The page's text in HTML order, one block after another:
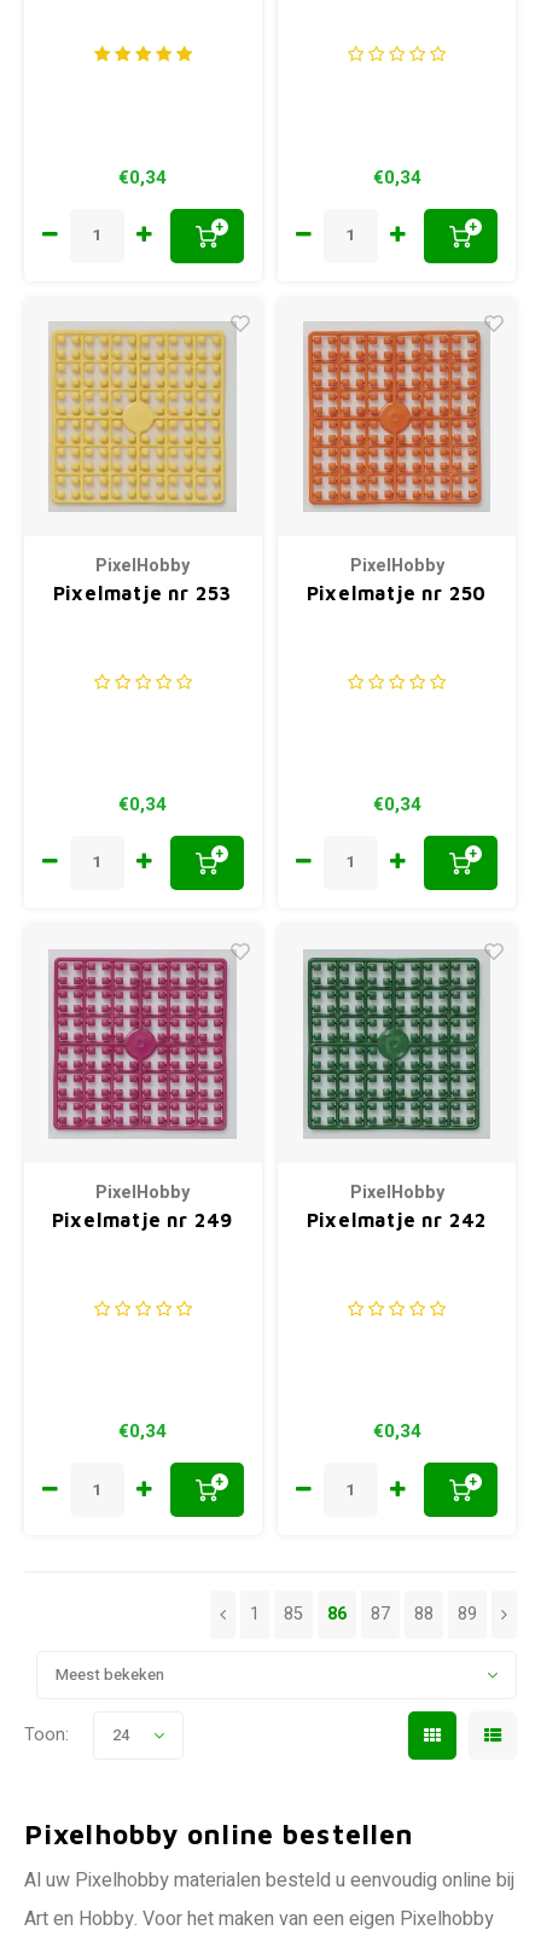
€0,34
+
€0,34
+
PixelHobby
Pixelmatje nr 253
€0,34
+
PixelHobby
Pixelmatje nr 250
€0,34
+
PixelHobby
Pixelmatje nr 249
€0,34
+
PixelHobby
Pixelmatje nr 242
€0,34
+
Meest bekeken
1 85 86 87 88 89
Toon: 24
Pixelhobby online bestellen
Al uw Pixelhobby materialen besteld u eenvoudig online bij
Art en Hobby. Voor het maken van een eigen Pixelhobby